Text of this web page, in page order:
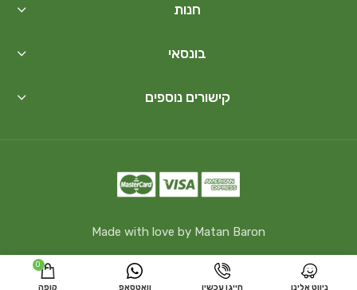
חנות
בונסאי
קישורים נוספים
Made with love by Matan Baron
ניווט אלינו חייגו עכשיו וואטסאפ
0
קופה